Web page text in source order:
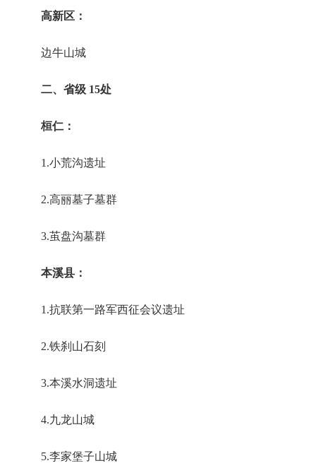
高新区：
边牛山城
二、省级 15处
桓仁：
1.小荒沟遗址
2.高丽墓子墓群
3.茧盘沟墓群
本溪县：
1.抗联第一路军西征会议遗址
2.铁刹山石刻
3.本溪水洞遗址
4.九龙山城
5.李家堡子山城